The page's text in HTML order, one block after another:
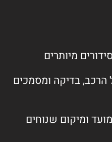
מיותרים
בדיקה ומסמכים
ומיקום שנוחים